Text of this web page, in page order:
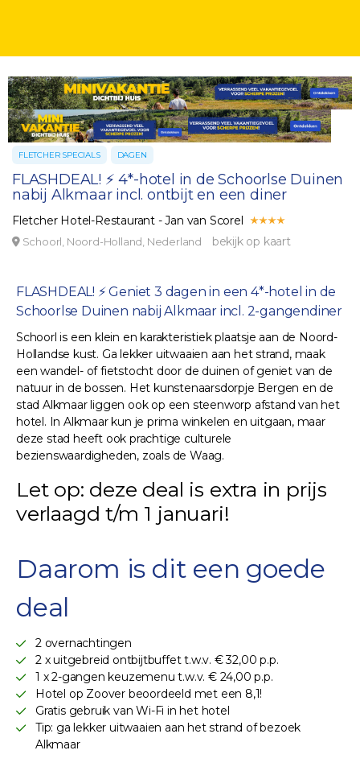
FLETCHER SPECIALS DAGEN
FLASHDEAL! ⚡ 4*-hotel in de Schoorlse Duinen
nabij Alkmaar incl. ontbijt en een diner
Fletcher Hotel-Restaurant - Jan van Scorel
Schoorl, Noord-Holland, Nederland bekijk op kaart
FLASHDEAL! ⚡ Geniet 3 dagen in een 4*-hotel in de
Schoorlse Duinen nabij Alkmaar incl. 2-gangendiner
Schoorl is een klein en karakteristiek plaatsje aan de Noord-
Hollandse kust. Ga lekker uitwaaien aan het strand, maak
een wandel- of fietstocht door de duinen of geniet van de
natuur in de bossen. Het kunstenaarsdorpje Bergen en de
stad Alkmaar liggen ook op een steenworp afstand van het
hotel. In Alkmaar kun je prima winkelen en uitgaan, maar
deze stad heeft ook prachtige culturele
bezienswaardigheden, zoals de Waag.
Let op: deze deal is extra in prijs
verlaagd t/m 1 januari!
Daarom is dit een goede
deal
2 overnachtingen
2 x uitgebreid ontbijtbuffet t.w.v. € 32,00 p.p.
1 x 2-gangen keuzemenu t.w.v. € 24,00 p.p.
Hotel op Zoover beoordeeld met een 8,1!
Gratis gebruik van Wi-Fi in het hotel
Tip: ga lekker uitwaaien aan het strand of bezoek
Alkmaar